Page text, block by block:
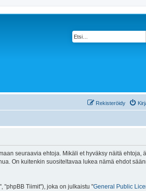
Rekisteröidy
seuraavia ehtoja. Mikäli et hyväksy näitä ehtoja,
On kuitenkin suositeltavaa lukea nämä ehdot
"phpBB Tiimit"), joka on julkaistu "General Public